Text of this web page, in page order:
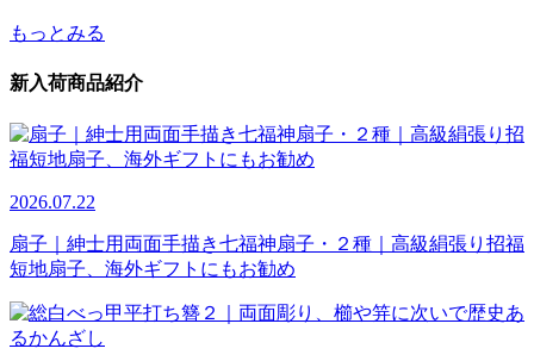
もっとみる
新入荷商品紹介
2026.07.22
扇子｜紳士用両面手描き七福神扇子・２種｜高級絹張り招福
短地扇子、海外ギフトにもお勧め